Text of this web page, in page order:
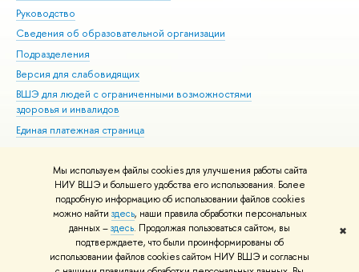
Мы используем файлы cookies для улучшения работы сайта
НИУ ВШЭ и большего удобства его использования. Более
подробную информацию об использовании файлов cookies
можно найти здесь, наши правила обработки персональных
данных –здесь. Продолжая пользоваться сайтом, вы
подтверждаете, что были проинформированы об
использовании файлов cookies сайтом НИУ ВШЭ и согласны
✖
Руководство
Сведения об образовательной организации
Подразделения
Версия для слабовидящих
ВШЭ для людей с ограниченными возможностями
здоровья и инвалидов
Единая платежная страница
© НИУ ВШЭ 1993–2026 Адреса и контакты Условия использования